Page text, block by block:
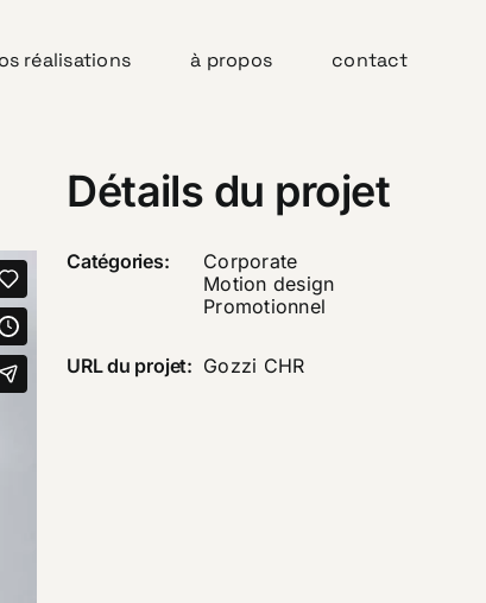
réalisations à propos contact
Détails du projet
Catégories:
Corporate
Motion design
Promotionnel
URL du projet: Gozzi CHR